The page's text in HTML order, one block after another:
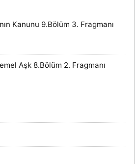
Kanunu 9.Bölüm 3. Fragmanı
Aşk 8.Bölüm 2. Fragmanı